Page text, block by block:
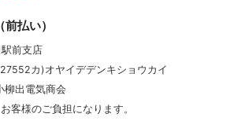
払い）
前支店
カ)オヤイデデンキショウカイ
柳出電気商会
客様のご負担になります。